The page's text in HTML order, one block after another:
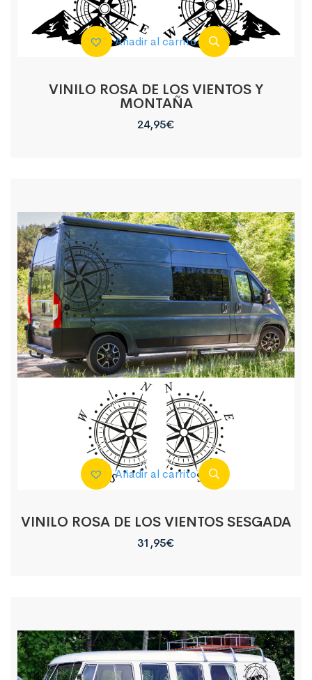
Añadir al carrito
VINILO ROSA DE LOS VIENTOS Y
MONTAÑA
24,95€
Añadir al carrito
VINILO ROSA DE LOS VIENTOS SESGADA
31,95€